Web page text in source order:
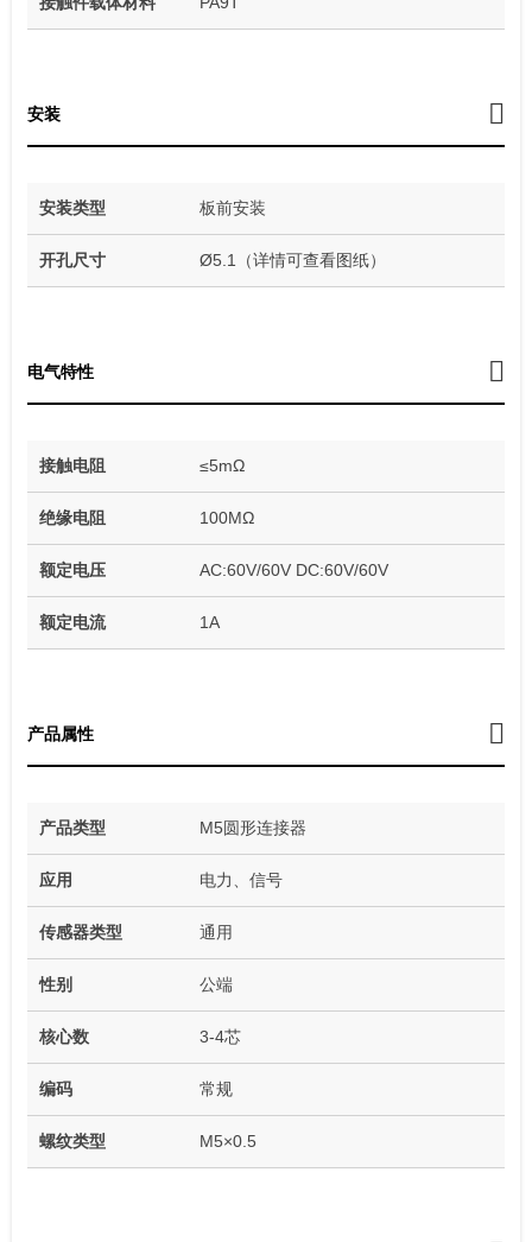
安装
安装类型 板前安装
开孔尺寸 Ø5.1（详情可查看图纸）
电气特性
接触电阻 ≤5mΩ
绝缘电阻 100MΩ
额定电压 AC:60V/60V DC:60V/60V
额定电流 1A
产品属性
产品类型 M5圆形连接器
应用 电力、信号
传感器类型 通用
性别 公端
核心数 3-4芯
编码 常规
螺纹类型 M5×0.5